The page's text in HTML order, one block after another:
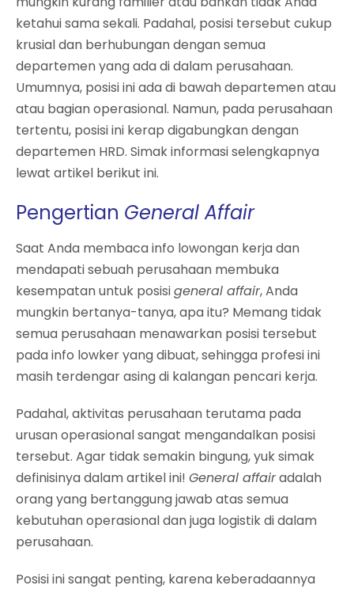
ketahui sama sekali. Padahal, posisi tersebut cukup
krusial dan berhubungan dengan semua
departemen yang ada di dalam perusahaan.
Umumnya, posisi ini ada di bawah departemen atau
atau bagian operasional. Namun, pada perusahaan
tertentu, posisi ini kerap digabungkan dengan
departemen HRD. Simak informasi selengkapnya
lewat artikel berikut ini.
Pengertian General Affair
Saat Anda membaca info lowongan kerja dan
mendapati sebuah perusahaan membuka
kesempatan untuk posisigeneral affair, Anda
mungkin bertanya-tanya, apa itu? Memang tidak
semua perusahaan menawarkan posisi tersebut
pada info lowker yang dibuat, sehingga profesi ini
masih terdengar asing di kalangan pencari kerja.
Padahal, aktivitas perusahaan terutama pada
urusan operasional sangat mengandalkan posisi
tersebut. Agar tidak semakin bingung, yuk simak
definisinya dalam artikel ini! General affairadalah
orang yang bertanggung jawab atas semua
kebutuhan operasional dan juga logistik di dalam
perusahaan.
Posisi ini sangat penting, karena keberadaannya